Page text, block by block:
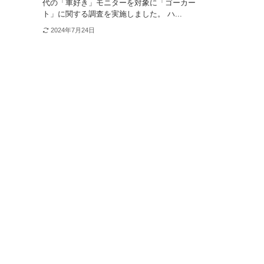
代の「車好き」モニターを対象に「ゴーカー
ト」に関する調査を実施しました。 ハ...
2024年7月24日